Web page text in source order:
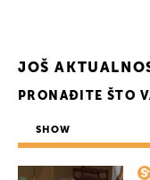
JOŠ
PRONAĐITE ŠTO
SHOW